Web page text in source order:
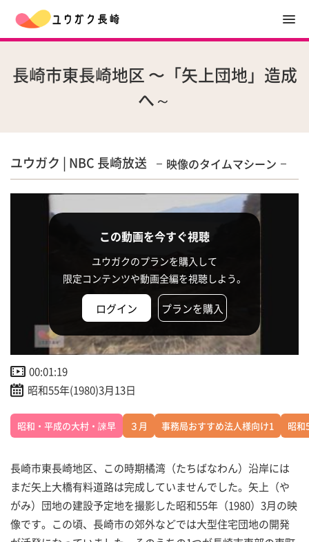
長崎市東長崎地区 〜「矢上団地」造成
へ～
ユウガク | NBC 長崎放送 映像のタイムマシーン
この動画を今すぐ視聴
ユウガクのプランを購入して
限定コンテンツや動画全編を視聴しよう。
ログイン プランを購入
00:01:19
昭和55年(1980)3月13日
昭和・平成の大村・諫早 ３月 事務局おすすめ法人様向け1 昭和
長崎市東長崎地区、この時期橘湾（たちばなわん）沿岸には
まだ矢上大橋有料道路は完成していませんでした。矢上（や
がみ）団地の建設予定地を撮影した昭和55年（1980）3月の映
像です。この頃、長崎市の郊外などでは大型住宅団地の開発